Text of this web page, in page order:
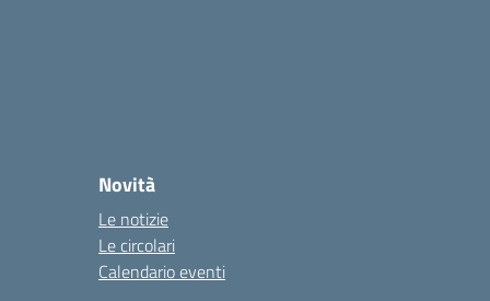
Novità
Le notizie
Le circolari
Calendario eventi